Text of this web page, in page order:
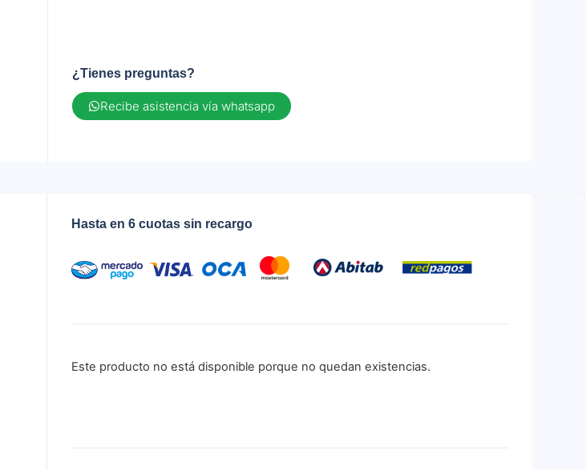
¿Tienes preguntas?
Recibe asistencia vía whatsapp
Hasta en 6 cuotas sin recargo
Este producto no está disponible porque no quedan existencias.